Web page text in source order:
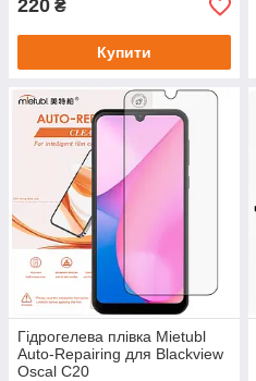
220 ₴
Купити
Гідрогелева плівка Mietubl
Auto-Repairing для Blackview
Oscal C20